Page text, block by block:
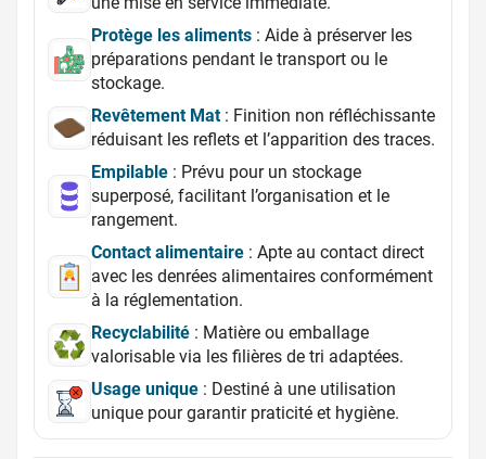
Protège les aliments : Aide à préserver les
préparations pendant le transport ou le
stockage.
Revêtement Mat: Finition non réfléchissante
réduisant les reflets et l’apparition des traces.
Empilable : Prévu pour un stockage
superposé, facilitant l’organisation et le
rangement.
Contact alimentaire : Apte au contact direct
avec les denrées alimentaires conformément
à la réglementation.
Recyclabilité : Matière ou emballage
valorisable via les filières de tri adaptées.
Usage unique : Destiné à une utilisation
unique pour garantir praticité et hygiène.